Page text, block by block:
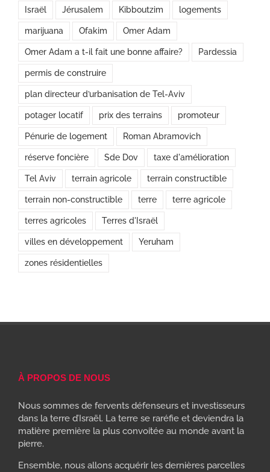
Israël Jérusalem Kibboutzim logements
marijuana Ofakim Omer Adam
Omer Adam a t-il fait une bonne affaire? Pardessia
permis de construire
plan directeur d’urbanisation de Tel-Aviv
potager locatif prix des terrains promoteur
Pénurie de logement Roman Abramovich
réserve foncière Sde Dov taxe d'amélioration
Tel Aviv terrain agricole terrain constructible
terrain non-constructible terre terre agricole
terres agricoles Terres d'Israël
villes en développement Yeruham
zones résidentielles
À PROPOS DE NOUS
Nous sommes de fervents défenseurs et investisseurs
dans la terre d’Israël. La terre se raréfie et deviendra la
matière première la plus convoitée au monde avant la
pierre.
Ensemble, nous allons acquérir les dernières parcelles